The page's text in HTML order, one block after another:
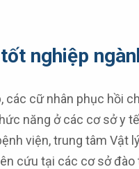
nghiệp
các cữ nhân phục hồi
năng ở các cơ sở y
viện, trung tâm Vật
cứu tại các cơ sở